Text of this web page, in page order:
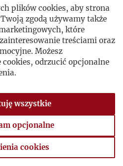
plików cookies, aby strona
Twoją zgodą używamy także
które
treściami oraz
Możesz
odrzucić opcjonalne
wszystkie
opcjonalne
cookies